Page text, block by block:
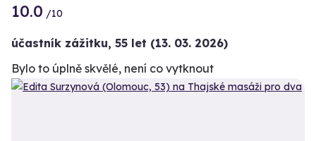
10.0 /10
účastník zážitku, 55 let (13. 03. 2026)
Bylo to úplně skvělé, není co vytknout